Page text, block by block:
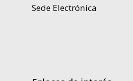
Sede Electrónica